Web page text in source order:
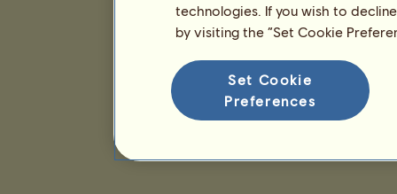
technologies. If you wish to
by visiting the “Set Cookie
Set Cookie
Preferences